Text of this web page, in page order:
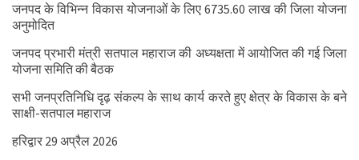
जनपद के विभिन्न विकास योजनाओं के लिए 6735.60 लाख की जिला योजना
अनुमोदित
जनपद प्रभारी मंत्री सतपाल महाराज की अध्यक्षता में आयोजित की गई जिला
योजना समिति की बैठक
सभी जनप्रतिनिधि दृढ़ संकल्प के साथ कार्य करते हुए क्षेत्र के विकास के बने
साक्षी-सतपाल महाराज
हरिद्वार 29 अप्रैल 2026